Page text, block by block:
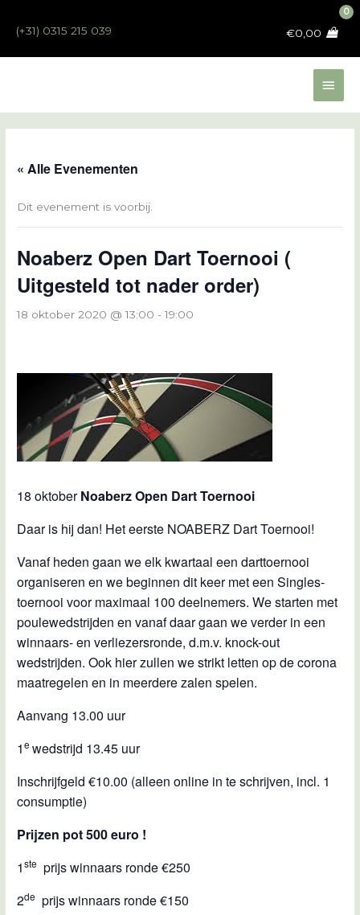
naar(+31) 0315 215 039 €0,00
« Alle Evenementen
Dit evenement is voorbij.
Noaberz Open Dart Toernooi (
Uitgesteld tot nader order)
18 oktober 2020 @ 13:00 -19:00
18 oktoberNoaberz Open Dart Toernooi
Daar is hij dan! Het eerste NOABERZ Dart Toernooi!
Vanaf heden gaan we elk kwartaal een darttoernooi
organiseren en we beginnen dit keer met een Singles-
toernooi voor maximaal 100 deelnemers. We starten met
poulewedstrijden en vanaf daar gaan we verder in een
winnaars- en verliezersronde, d.m.v. knock-out
wedstrijden. Ook hier zullen we strikt letten op de corona
maatregelen en in meerdere zalen spelen.
Aanvang 13.00 uur
1ewedstrijd 13.45 uur
Inschrijfgeld €10.00 (alleen online in te schrijven, incl. 1
consumptie)
Prijzen pot 500 euro !
1ste prijs winnaars ronde €250
2de prijs winnaars ronde €150